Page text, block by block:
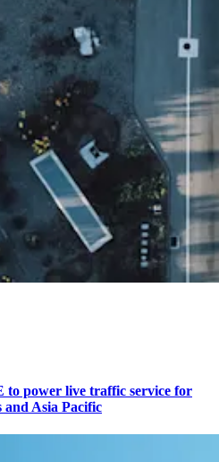
to power live traffic service for
and Asia Pacific